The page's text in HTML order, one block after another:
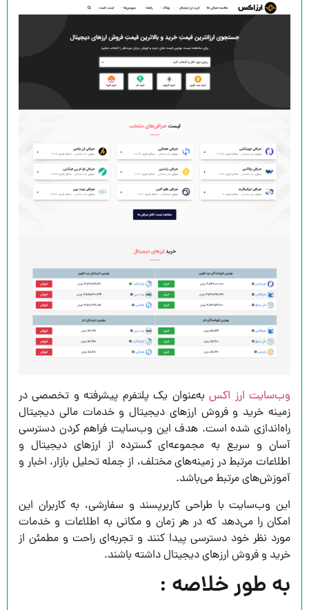
وب‌سایت ارز اکسبه‌عنوان یک پلتفرم پیشرفته و تخصصی در
زمینه خرید و فروش ارزهای دیجیتال و خدمات مالی دیجیتال
راه‌اندازی شده است. هدف این وب‌سایت فراهم کردن دسترسی
آسان و سریع به مجموعه‌ای گسترده از ارزهای دیجیتال و
اطلاعات مرتبط در زمینه‌های مختلف، از جمله تحلیل بازار، اخبار و
آموزش‌های مرتبط می‌باشد.
این وب‌سایت با طراحی کاربرپسند و سفارشی، به کاربران این
امکان را می‌دهد که در هر زمان و مکانی به اطلاعات و خدمات
مورد نظر خود دسترسی پیدا کنند و تجربه‌ای راحت و مطمئن از
خرید و فروش ارزهای دیجیتال داشته باشند.
به طور خلاصه :